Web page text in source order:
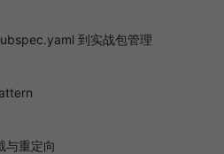
到实战包管理
与重定向